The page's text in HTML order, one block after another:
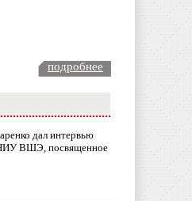
подробнее
дал интервью
ВШЭ, посвященное